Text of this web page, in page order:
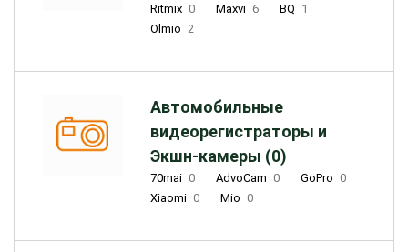
Ritmix 0 Maxvi 6 BQ 1
Olmio 2
Автомобильные
видеорегистраторы и
Экшн-камеры (0)
70mai 0 AdvoCam 0 GoPro 0
Xiaomi 0 Mio 0